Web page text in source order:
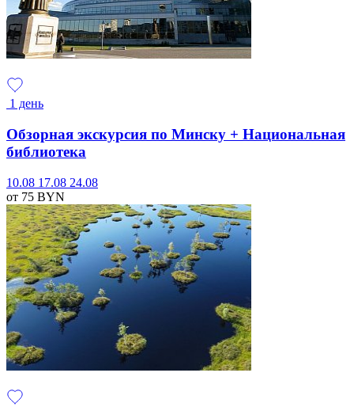
1 день
Обзорная экскурсия по Минску + Национальная
библиотека
10.08 17.08 24.08
от 75 BYN